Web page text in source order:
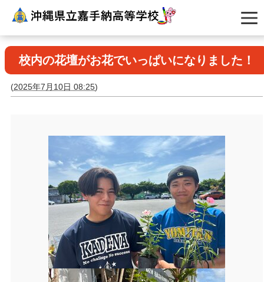
校内の花壇がお花でいっぱいになりました！
(2025年7月10日 08:25)